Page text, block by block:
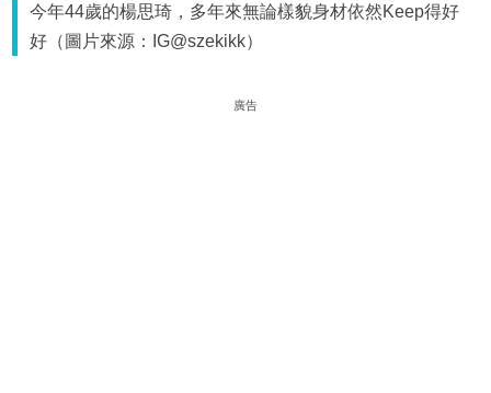
今年44歲的楊思琦，多年來無論樣貌身材依然Keep得好
好（圖片來源：IG@szekikk）
廣告